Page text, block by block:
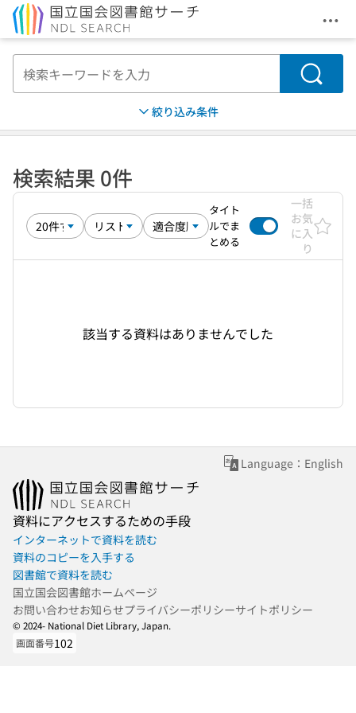
メ
検索
絞り込み条件
検索結果 0件
タイト
ルでま
とめる
一括
お気
に入
り
該当する資料はありませんでした
Language：English
資料にアクセスするための手段
インターネットで資料を読む
資料のコピーを入手する
図書館で資料を読む
国立国会図書館ホームページ
お問い合わせお知らせプライバシーポリシーサイトポリシー
© 2024- National Diet Library, Japan.
画面番号102